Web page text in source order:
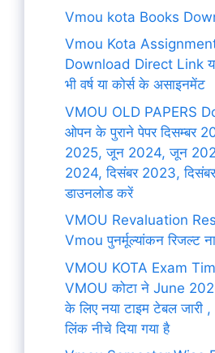
Vmou kota Books
Vmou Kota
Download Direct Link
भी वर्ष या कोर्स के असाइनमेंट
VMOU OLD PAPERS
ओपन के पुराने पेपर दिसम्बर
2025, जून 2024, जून
2024, दिसंबर 2023,
डाउनलोड करें
VMOU Revaluation
Vmou पुनर्मूल्यांकन रिजल्ट
VMOU KOTA Exam
VMOU कोटा ने June
के लिए नया टाइम टेबल
लिंक नीचे दिया गया है